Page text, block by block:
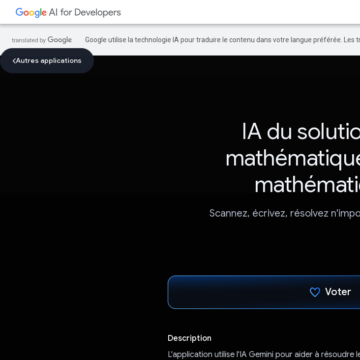
Google utilise la technologie IA pour traduire le contenu dans votre langue préférée. Les
Autres applications
IA du
Scannez, écrivez, résolvez
Voter
Description
L'application utilise l'IA Gemini pour aider à résoudre